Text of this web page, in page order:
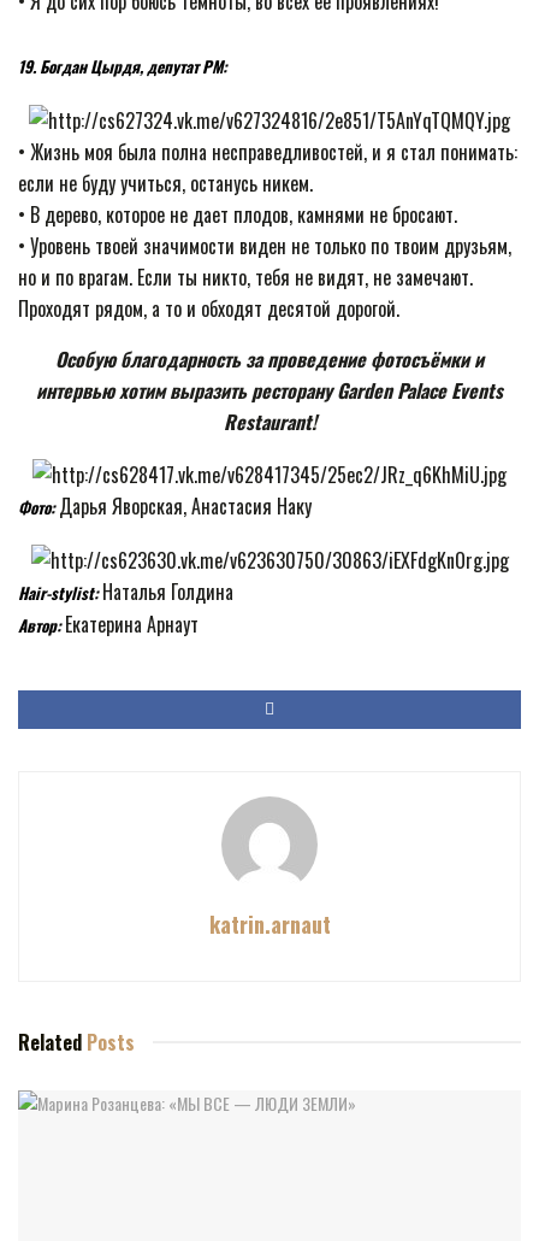
19. Богдан Цырдя, депутат РМ:
• Жизнь моя была полна несправедливостей, и я стал понимать:
если не буду учиться, останусь никем.
• В дерево, которое не дает плодов, камнями не бросают.
• Уровень твоей значимости виден не только по твоим друзьям,
но и по врагам. Если ты никто, тебя не видят, не замечают.
Проходят рядом, а то и обходят десятой дорогой.
Особую благодарность за проведение фотосъёмки и
интервью хотим выразить ресторану Garden Palace Events
Restaurant!
Фото: Дарья Яворская, Анастасия Наку
Hair-stylist: Наталья Голдина
Автор: Екатерина Арнаут
katrin.arnaut
Related Posts